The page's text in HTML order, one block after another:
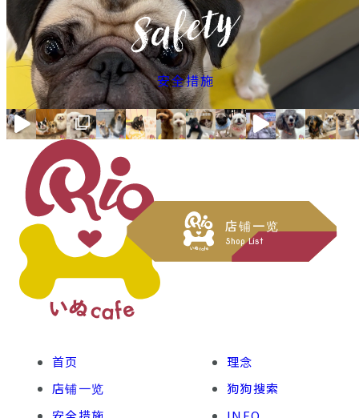
安全措施
MORE VIEW
店铺一览
Shop List
首页
理念
店铺一览
狗狗搜索